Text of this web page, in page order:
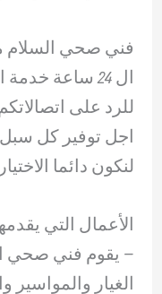
فني صحي السلام
ال 24 ساعة
للرد على
اجل توفير كل سبل
لنكون دائما
الأعمال التي
– ‏يقوم فني صحي
الغيار والمواسير